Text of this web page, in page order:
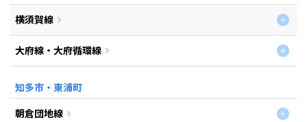
横須賀線
大府線・大府循環線
知多市・東浦町
朝倉団地線